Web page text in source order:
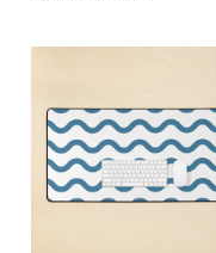
OMISIO (2)
PAPELERIA Y OFICINA (1)
CUADERNOS EN